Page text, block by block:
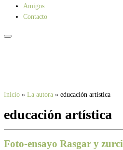
Amigos
Contacto
Inicio » La autora » educación artística
educación artística
Foto-ensayo Rasgar y